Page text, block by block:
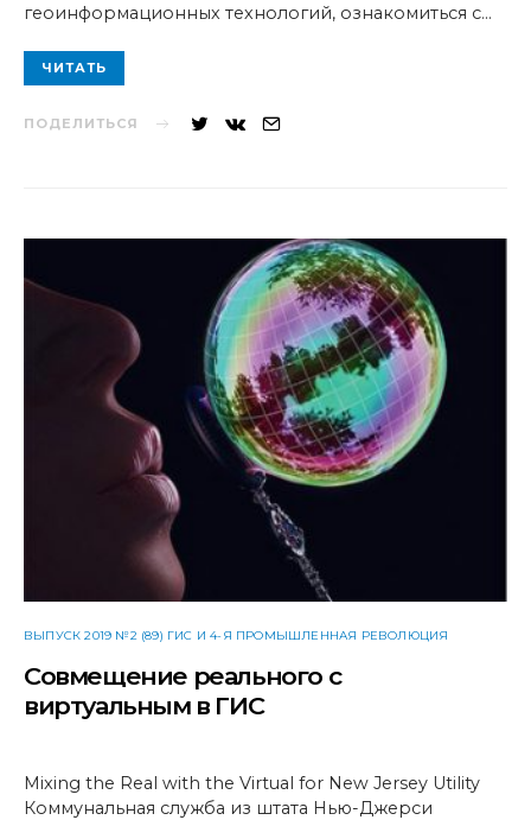
геоинформационных технологий, ознакомиться с…
ЧИТАТЬ
ПОДЕЛИТЬСЯ
ВЫПУСК 2019 №2 (89) ГИС И 4-Я ПРОМЫШЛЕННАЯ РЕВОЛЮЦИЯ
Совмещение реального с
виртуальным в ГИС
Mixing the Real with the Virtual for New Jersey Utility
Коммунальная служба из штата Нью-Джерси